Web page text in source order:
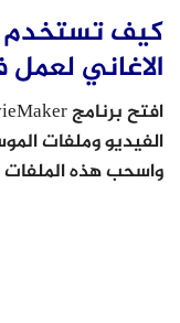
كيف تستخدم
الاغاني لعمل
الفيديو وملفات
واسحب هذه الملفات